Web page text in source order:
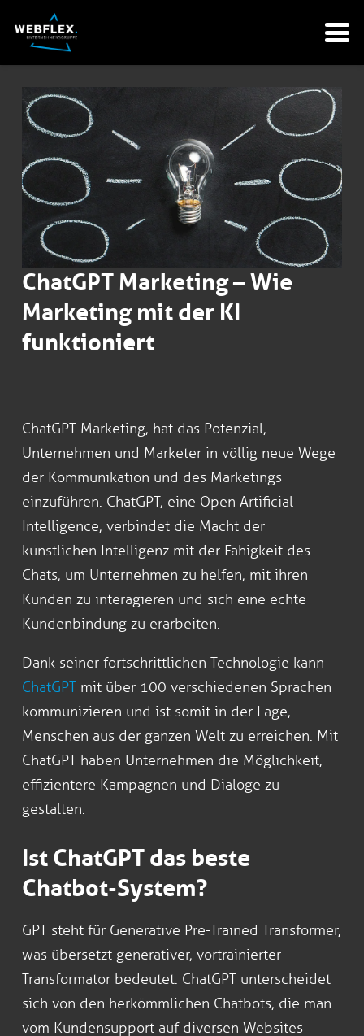
ChatGPT Marketing – Wie
Marketing mit der KI
funktioniert
ChatGPT Marketing, hat das Potenzial,
Unternehmen und Marketer in völlig neue Wege
der Kommunikation und des Marketings
einzuführen. ChatGPT, eine Open Artificial
Intelligence, verbindet die Macht der
künstlichen Intelligenz mit der Fähigkeit des
Chats, um Unternehmen zu helfen, mit ihren
Kunden zu interagieren und sich eine echte
Kundenbindung zu erarbeiten.
Dank seiner fortschrittlichen Technologie kann
ChatGPT mit über 100 verschiedenen Sprachen
kommunizieren und ist somit in der Lage,
Menschen aus der ganzen Welt zu erreichen. Mit
ChatGPT haben Unternehmen die Möglichkeit,
effizientere Kampagnen und Dialoge zu
gestalten.
Ist ChatGPT das beste
Chatbot-System?
GPT steht für Generative Pre-Trained Transformer,
was übersetzt generativer, vortrainierter
Transformator bedeutet. ChatGPT unterscheidet
sich von den herkömmlichen Chatbots, die man
vom Kundensupport auf diversen Websites